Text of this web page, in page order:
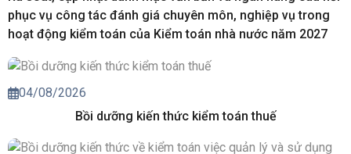
phục vụ công tác đánh giá chuyên môn, nghiệp vụ trong
hoạt động kiểm toán của Kiểm toán nhà nước năm 2027
04/08/2026
Bồi dưỡng kiến thức kiểm toán thuế